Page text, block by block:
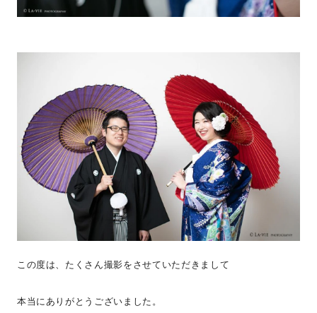
この度は、たくさん撮影をさせていただきまして
本当にありがとうございました。